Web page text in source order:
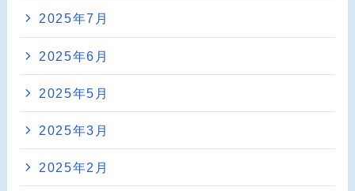
2025年7月
2025年6月
2025年5月
2025年3月
2025年2月